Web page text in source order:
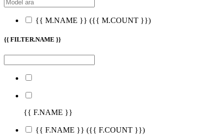
{{ M.NAME }} ({{ M.COUNT }})
{{ FILTER.NAME }}
{{ F.NAME }}
{{ F.NAME }} ({{ F.COUNT }})